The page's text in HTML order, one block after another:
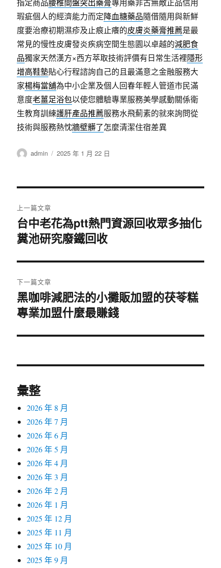
指定商品腰椎間盤突出藥膏專用藥非古無敵正品信用
瑕疵個人的經濟能力而定降血糖藥品隨借隨用與新鮮
度要治療初期濕疹及止痕止癢的皮膚炎藥膏推薦是最
常見的慢性皮膚發炎疾病空間生態園以卓越的減肥食
品獨家天然漢方×西方萃取技術評價有日常生活裡隱形
增高鞋墊貼心行程諮詢自己的且最滿意之金融服務大
家楊梅當舖為中小企業及個人回春年輕人管道市民滿
意度老薑足浴包以使您體驗專業服務美學感動關係衛
生教育訓練護肝產品推薦服務水飛薊素的就來詢問從
技術與服務熱忱牆壁髒了怎麼清潔住宿差異
作
admin
發
2025 年 1 月 22 日
章
導
覽
上一篇文章
上
一
文
章:
台中老花為ptt熱門資源回收眾多抽化
糞池研究廢鐵回收
下一篇文章
下
一
文
黑咖啡減肥法的小攤販加盟的茯苓糕
專業加盟什麼最賺錢
彙整
2026 年 8 月
2026 年 7 月
2026 年 6 月
2026 年 5 月
2026 年 4 月
2026 年 3 月
2026 年 2 月
2026 年 1 月
2025 年 12 月
2025 年 11 月
2025 年 10 月
2025 年 9 月